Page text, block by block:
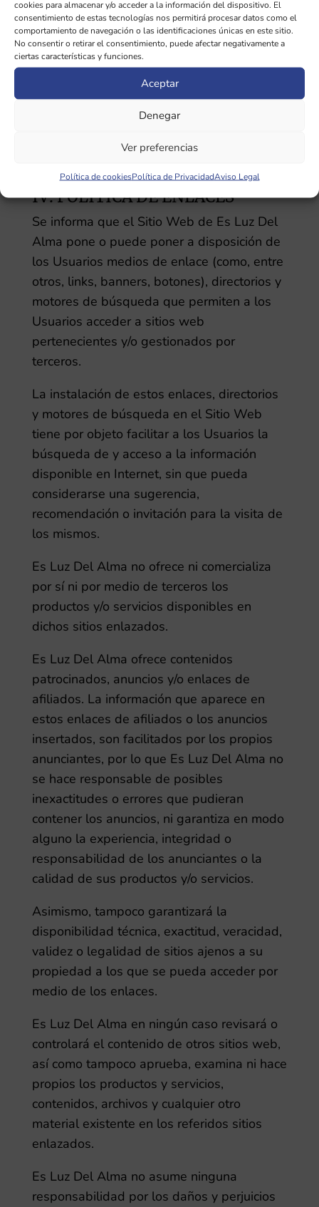
cookies para almacenar y/o acceder a la información del dispositivo. El
consentimiento de estas tecnologías nos permitirá procesar datos como el
comportamiento de navegación o las identificaciones únicas en este sitio.
No consentir o retirar el consentimiento, puede afectar negativamente a
ciertas características y funciones.
Aceptar
Denegar
Ver preferencias
Política de cookiesPolítica de PrivacidadAviso Legal
Es Luz Del Alma tampoco se hace
responsable de los daños que pudiesen
ocasionarse a los usuarios por un uso
inadecuado de este Sitio Web. En
alguno de las caídas, interrupciones, falta o
defecto de las telecomunicaciones que
IV. POLÍTICA DE ENLACES
Se informa que el Sitio Web de Es Luz Del
Alma pone o puede poner a disposición de
los Usuarios medios de enlace (como, entre
otros, links, banners, botones), directorios y
motores de búsqueda que permiten a los
Usuarios acceder a sitios web
pertenecientes y/o gestionados por
terceros.
La instalación de estos enlaces, directorios
y motores de búsqueda en el Sitio Web
tiene por objeto facilitar a los Usuarios la
búsqueda de y acceso a la información
disponible en Internet, sin que pueda
considerarse una sugerencia,
recomendación o invitación para la visita de
los mismos.
Es Luz Del Alma no ofrece ni comercializa
por sí ni por medio de terceros los
productos y/o servicios disponibles en
dichos sitios enlazados.
Es Luz Del Alma ofrece contenidos
patrocinados, anuncios y/o enlaces de
afiliados. La información que aparece en
estos enlaces de afiliados o los anuncios
insertados, son facilitados por los propios
anunciantes, por lo que Es Luz Del Alma no
se hace responsable de posibles
inexactitudes o errores que pudieran
contener los anuncios, ni garantiza en modo
alguno la experiencia, integridad o
responsabilidad de los anunciantes o la
calidad de sus productos y/o servicios.
Asimismo, tampoco garantizará la
disponibilidad técnica, exactitud, veracidad,
validez o legalidad de sitios ajenos a su
propiedad a los que se pueda acceder por
medio de los enlaces.
Es Luz Del Alma en ningún caso revisará o
controlará el contenido de otros sitios web,
así como tampoco aprueba, examina ni hace
propios los productos y servicios,
contenidos, archivos y cualquier otro
material existente en los referidos sitios
enlazados.
Es Luz Del Alma no asume ninguna
responsabilidad por los daños y perjuicios